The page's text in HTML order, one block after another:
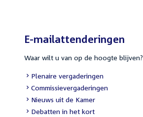
E-mailattenderingen
Waar wilt u van op de hoogte blijven?
External
link:
Plenaire vergaderingen
External
link:
Commissievergaderingen
External
link:
Nieuws uit de Kamer
External
Debatten in het kort